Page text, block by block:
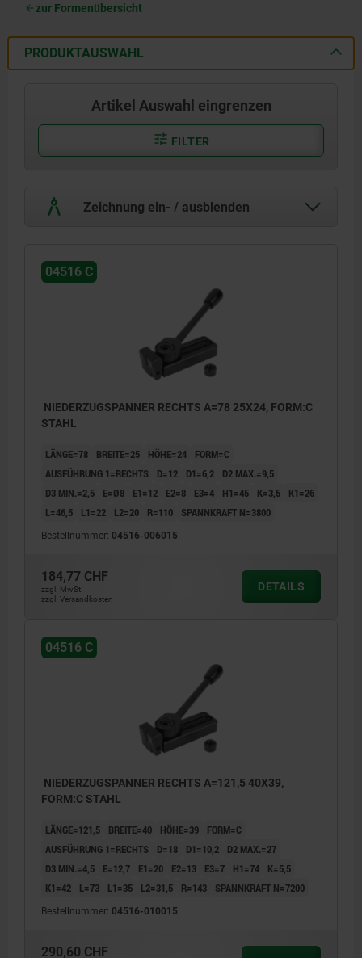
zur Formenübersicht
PRODUKTAUSWAHL
Artikel Auswahl eingrenzen
FILTER
Zeichnung ein- / ausblenden
04516 C
NIEDERZUGSPANNER RECHTS A=78 25X24, FORM:C
STAHL
LÄNGE=78 BREITE=25 HÖHE=24
FORM=C
AUSFÜHRUNG 1=RECHTS
D=12 D1=6,2
D2 MAX.=9,5
D3 MIN.=2,5
E=Ø8 E1=12 E2=8 E3=4 H1=45 K=3,5
K1=26
L=46,5
L1=22 L2=20 R=110 SPANNKRAFT N=3800
Bestellnummer: 04516-006015
184,77 CHF
zzgl. MwSt.
zzgl. Versandkosten
DETAILS
04516 C
NIEDERZUGSPANNER RECHTS A=121,5 40X39,
FORM:C STAHL
LÄNGE=121,5 BREITE=40 HÖHE=39
FORM=C
AUSFÜHRUNG 1=RECHTS
D=18 D1=10,2
D2 MAX.=27
D3 MIN.=4,5
E=12,7 E1=20 E2=13 E3=7 H1=74
K=5,5
K1=42
L=73 L1=35 L2=31,5 R=143 SPANNKRAFT N=7200
Bestellnummer: 04516-010015
290,60 CHF